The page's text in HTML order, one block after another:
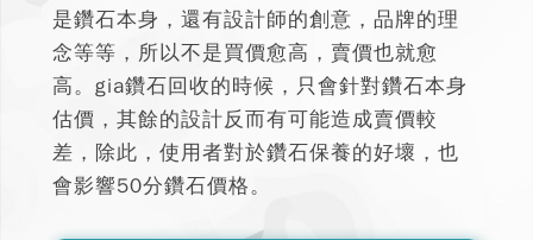
是鑽石本身，還有設計師的創意，品牌的理
念等等，所以不是買價愈高，賣價也就愈
高。gia鑽石回收的時候，只會針對鑽石本身
估價 ，其餘的設計反而有可能造成賣價較
差，除此，使用者對於鑽石保養的好壞，也
會影響50分鑽石價格。